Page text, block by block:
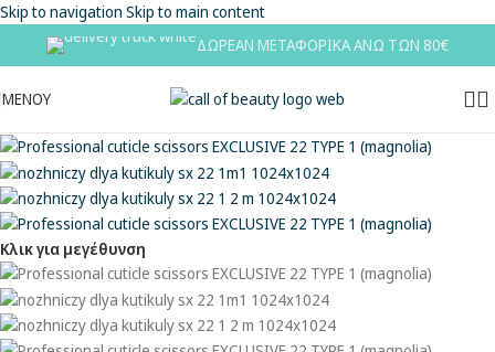
Skip to navigation Skip to main content
ΔΩΡΕΑΝ ΜΕΤΑΦΟΡΙΚΑ ΑΝΩ ΤΩΝ 80€
ΜΕΝΟΥ
Κλικ για μεγέθυνση